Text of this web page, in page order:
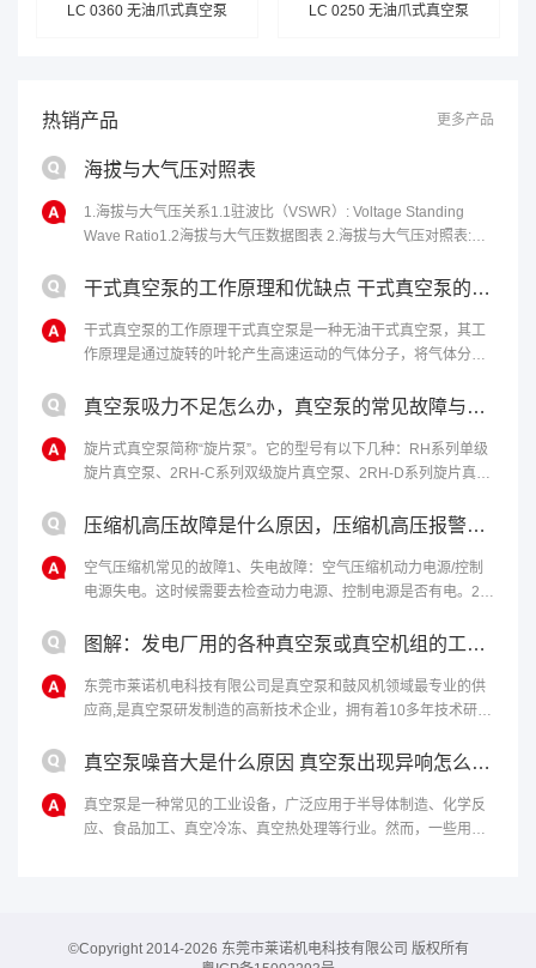
LC 0360 无油爪式真空泵 LC 0250 无油爪式真空泵
热销产品 更多产品
海拔与大气压对照表
1.海拔与大气压关系1.1驻波比（VSWR）: Voltage Standing
Wave Ratio1.2海拔与大气压数据图表 2.海拔与大气压对照表:海
干式真空泵的工作原理和优缺点 干式真空泵的性能特点
干式真空泵的工作原理干式真空泵是一种无油干式真空泵，其工
作原理是通过旋转的叶轮产生高速运动的气体分子，将气体分子
排气的目的。干式真空泵的优点包括......
真空泵吸力不足怎么办，真空泵的常见故障与修理
旋片式真空泵简称“旋片泵”。它的型号有以下几种：RH系列单级
旋片真空泵、2RH-C系列双级旋片真空泵、2RH-D系列旋片真空
含氧过高、爆炸性、腐......
压缩机高压故障是什么原因，压缩机高压报警原因和解决办法
空气压缩机常见的故障1、失电故障：空气压缩机动力电源/控制
电源失电。这时候需要去检查动力电源、控制电源是否有电。2、
够充分，电机本身或轴承有问题......
图解：发电厂用的各种真空泵或真空机组的工作原理
东莞市莱诺机电科技有限公司是真空泵和鼓风机领域最专业的供
应商,是真空泵研发制造的高新技术企业，拥有着10多年技术研发
112-722。...
真空泵噪音大是什么原因 真空泵出现异响怎么处理
真空泵是一种常见的工业设备，广泛应用于半导体制造、化学反
应、食品加工、真空冷冻、真空热处理等行业。然而，一些用户
©Copyright 2014-2026 东莞市莱诺机电科技有限公司 版权所有